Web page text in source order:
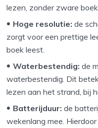
lezen, zonder zware
Hoge resolutie: de
zorgt voor een prettige
boek leest.
Waterbestendig: de
waterbestendig. Dit
lezen aan het strand, bij
Batterijduur: de
wekenlang mee.